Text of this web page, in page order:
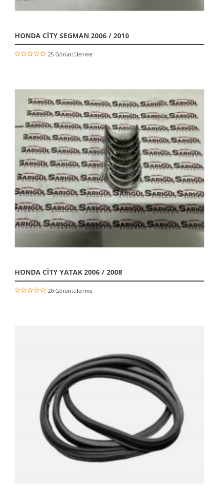
HONDA CİTY SEGMAN 2006 / 2010
25 Görüntülenme
HONDA CİTY YATAK 2006 / 2008
20 Görüntülenme